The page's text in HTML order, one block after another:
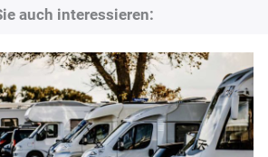
auch interessieren: